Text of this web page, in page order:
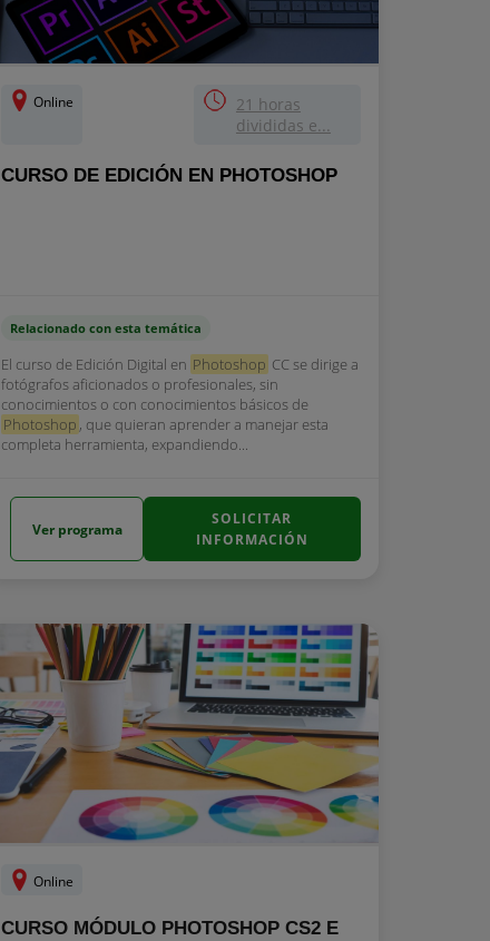
Online
21 horas
divididas e...
CURSO DE EDICIÓN EN PHOTOSHOP
Relacionado con esta temática
El curso de Edición Digital en Photoshop CC se dirige a
fotógrafos aficionados o profesionales, sin
conocimientos o con conocimientos básicos de
Photoshop , que quieran aprender a manejar esta
completa herramienta, expandiendo...
Ver programa
SOLICITAR
INFORMACIÓN
Online
CURSO MÓDULO PHOTOSHOP CS2 E